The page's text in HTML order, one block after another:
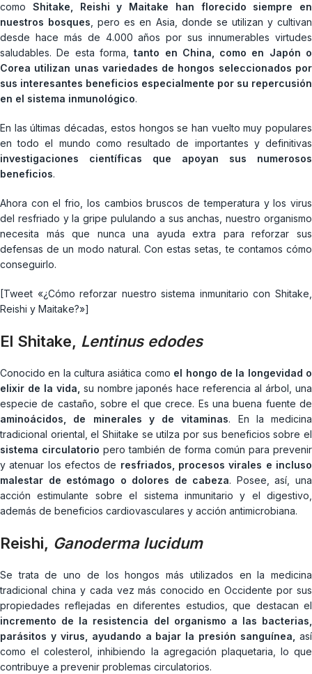
como Shitake, Reishi y Maitake han florecido siempre en
nuestros bosques , pero es en Asia, donde se utilizan y cultivan
desde hace más de 4.000 años por sus innumerables virtudes
saludables. De esta forma,tanto en China, como en Japón o
Corea utilizan unas variedades de hongos seleccionados por
sus interesantes beneficios especialmente por su repercusión
en el sistema inmunológico.
En las últimas décadas, estos hongos se han vuelto muy populares
en todo el mundo como resultado de importantes y definitivas
investigaciones científicas que apoyan sus numerosos
beneficios.
Ahora con el frio, los cambios bruscos de temperatura y los virus
del resfriado y la gripe pululando a sus anchas, nuestro organismo
necesita más que nunca una ayuda extra para reforzar sus
defensas de un modo natural. Con estas setas, te contamos cómo
conseguirlo.
[Tweet «¿Cómo reforzar nuestro sistema inmunitario con Shitake,
Reishi y Maitake?»]
El Shitake, Lentinus edodes
Conocido en la cultura asiática como el hongo de la longevidad o
elixir de la vida, su nombre japonés hace referencia al árbol, una
especie de castaño, sobre el que crece. Es una buena fuente de
aminoácidos, de minerales y de vitaminas. En la medicina
tradicional oriental, el Shiitake se utilza por sus beneficios sobre el
sistema circulatorio pero también de forma común para prevenir
y atenuar los efectos de resfriados, procesos virales e incluso
malestar de estómago o dolores de cabeza. Posee, así, una
acción estimulante sobre el sistema inmunitario y el digestivo,
además de beneficios cardiovasculares y acción antimicrobiana.
Reishi, Ganoderma lucidum
Se trata de uno de los hongos más utilizados en la medicina
tradicional china y cada vez más conocido en Occidente por sus
propiedades reflejadas en diferentes estudios, que destacan el
incremento de la resistencia del organismo a las bacterias,
parásitos y virus, ayudando a bajar la presión sanguínea,
así
como el colesterol, inhibiendo la agregación plaquetaria, lo que
contribuye a prevenir problemas circulatorios.